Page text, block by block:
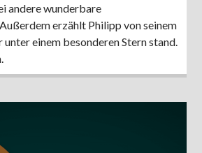
andere wunderbare
erzählt Philipp von seinem
unter einem besonderen Stern stand.